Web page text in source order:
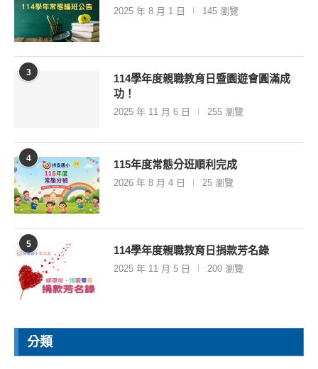
2025 年 8 月 1 日 145 瀏覽
3
114學年度親職教育日暨園遊會圓滿成
功！
2025 年 11 月 6 日 255 瀏覽
4
115年度常態分班順利完成
2026 年 8 月 4 日 25 瀏覽
5
114學年度親職教育日捐款芳名錄
2025 年 11 月 5 日 200 瀏覽
分類